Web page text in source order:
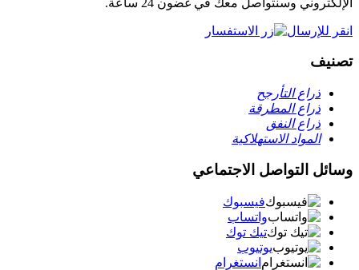
انقر للإرسال
تصنيف
ذراع التأرجح
ذراع المطرقة
ذراع النفق
المواد الاستهلاكية
وسائل التواصل الاجتماعي
فيسبوك
واتساب
تيك توك
يوتيوب
انستغرام